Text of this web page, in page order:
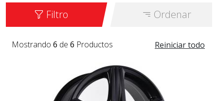
Filtro Ordenar
Reiniciar todo
Mostrando 6 de 6 Productos